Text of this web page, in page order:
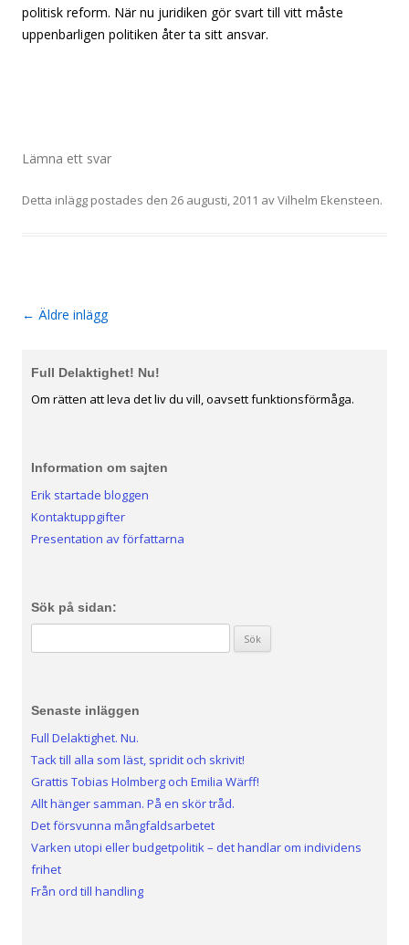
politisk reform. När nu juridiken gör svart till vitt måste
uppenbarligen politiken åter ta sitt ansvar.
Lämna ett svar
Detta inlägg postades den 26 augusti, 2011 avVilhelm Ekensteen.
Inläggsnavigering
← Äldre inlägg
Full Delaktighet! Nu!
Om rätten att leva det liv du vill, oavsett funktionsförmåga.
Information om sajten
Erik startade bloggen
Kontaktuppgifter
Presentation av författarna
Sök på sidan:
Senaste inläggen
Full Delaktighet. Nu.
Tack till alla som läst, spridit och skrivit!
Grattis Tobias Holmberg och Emilia Wärff!
Allt hänger samman. På en skör tråd.
Det försvunna mångfaldsarbetet
Varken utopi eller budgetpolitik – det handlar om individens
frihet
Från ord till handling